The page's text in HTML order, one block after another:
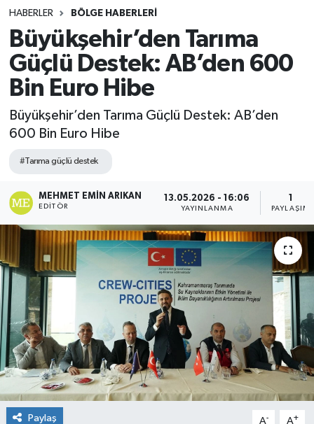
HABERLER BÖLGE HABERLERI
Büyükşehir’den Tarıma
Güçlü Destek: AB’den 600
Bin Euro Hibe
Büyükşehir’den Tarıma Güçlü Destek: AB’den
600 Bin Euro Hibe
#Tarıma güçlü destek
MEHMET EMIN ARIKAN
EDITÖR
13.05.2026 - 16:06
YAYINLANMA
1
PAYLAŞIM
Paylaş A- A+
Tüm Manşetler
Son Dakika Haberleri